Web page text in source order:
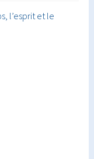
l’esprit et le